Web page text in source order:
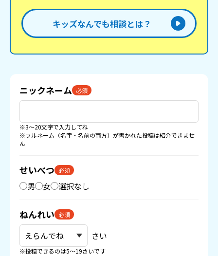
キッズなんでも相談とは？
ニックネーム 必須
※3〜20文字で入力してね
※フルネーム（名字・名前の両方）が書かれた投稿は紹介できませ
ん
せいべつ 必須
男 女 選択なし
ねんれい 必須
さい
※投稿できるのは5〜19さいです